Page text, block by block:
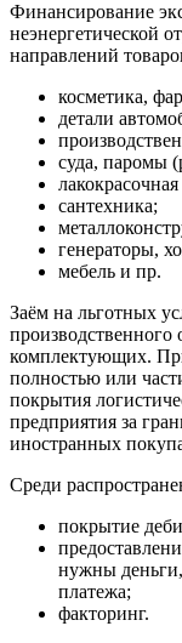
Финансирование
неэнергетической
направлений
косметика,
детали
суда, паромы
сантехника;
генераторы,
мебель и пр.
Заём на льготных
производственного
комплектующих.
полностью или
покрытия
предприятия за
иностранных
Среди
покрытие
нужны деньги,
платежа;
факторинг.